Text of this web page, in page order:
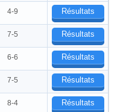
4-9 Résultats
7-5 Résultats
6-6 Résultats
7-5 Résultats
8-4 Résultats